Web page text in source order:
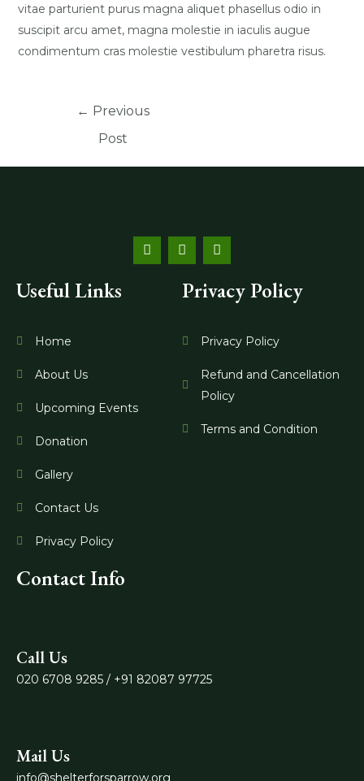
vitae parturient purus magna aliquet phasellus odio in
suscipit arcu amet, magna molestie in iaculis augue
condimentum cras molestie vestibulum pharetra risus.
← Previous
Post
F
a
c
I
n
s
t
a
a
Y
o
u
u
Useful Links
Home
About Us
Upcoming Events
Donation
Gallery
Contact Us
Privacy Policy
Privacy Policy
Privacy Policy
Refund and Cancellation
Policy
Terms and Condition
Contact Info
Call Us
020 6708 9285 / +91 82087 97725
Mail Us
info@shelterforsparrow.org